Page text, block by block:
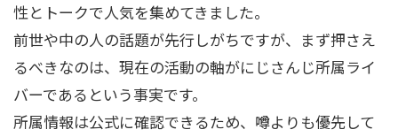
性とトークで人気を集めてきました。
前世や中の人の話題が先行しがちですが、まず押さえ
るべきなのは、現在の活動の軸がにじさんじ所属ライ
バーであるという事実です。
所属情報は公式に確認できるため、噂よりも優先して